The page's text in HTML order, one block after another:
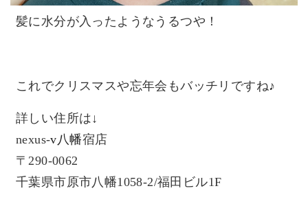
髪に水分が入ったようなうるつや！
これでクリスマスや忘年会もバッチリですね♪
詳しい住所は↓
nexus-v八幡宿店
〒290-0062
千葉県市原市八幡1058-2/福田ビル1F